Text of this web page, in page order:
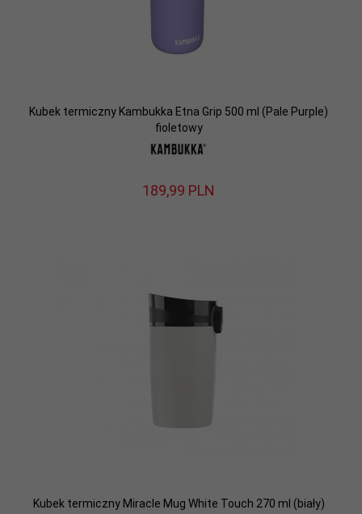
Kubek termiczny Kambukka Etna Grip 500 ml (Pale Purple)
fioletowy
189,99 PLN
Kubek termiczny Miracle Mug White Touch 270 ml (biały)